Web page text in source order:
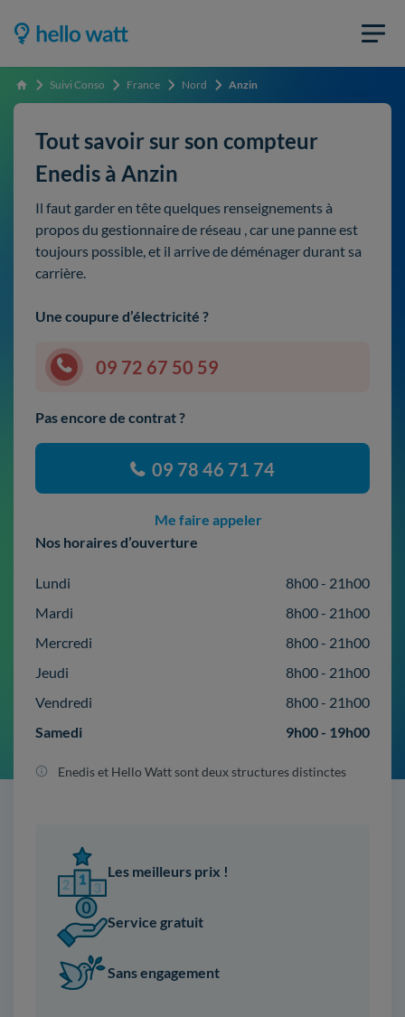
Accueil Suivi Conso France Nord Anzin
Tout savoir sur son compteur
Enedis à Anzin
Il faut garder en tête quelques renseignements à
propos du gestionnaire de réseau , car une panne est
toujours possible, et il arrive de déménager durant sa
carrière.
Une coupure d’électricité ?
09 72 67 50 59
Pas encore de contrat ?
09 78 46 71 74
Me faire appeler
Nos horaires d’ouverture
Lundi
8h00 - 21h00
Mardi
8h00 - 21h00
Mercredi
8h00 - 21h00
Jeudi
8h00 - 21h00
Vendredi
8h00 - 21h00
Samedi
9h00 - 19h00
Enedis et Hello Watt sont deux structures distinctes
Les meilleurs prix !
Service gratuit
Sans engagement